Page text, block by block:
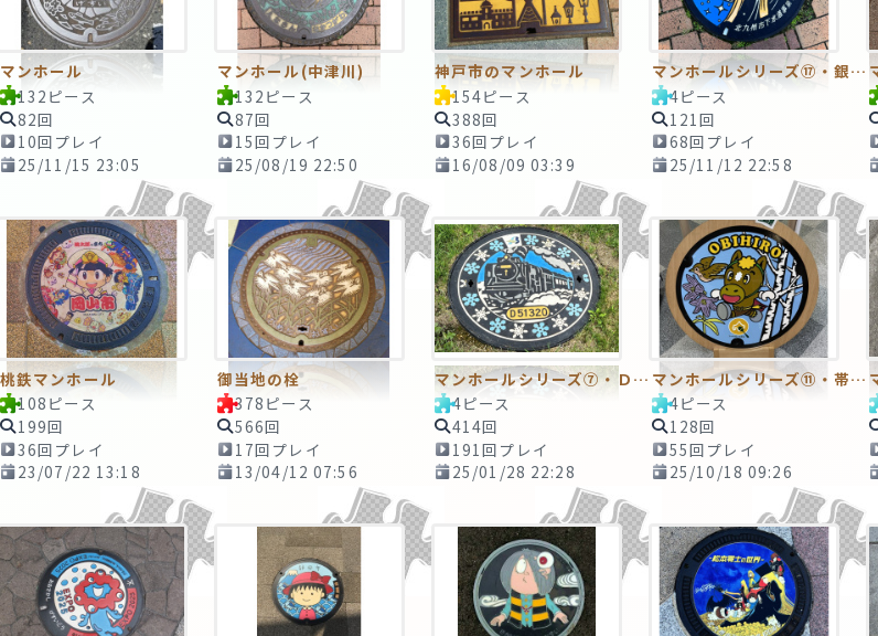
マンホール
132ピース
82回
10回プレイ
25/11/15 23:05
マンホール(中津川)
132ピース
87回
15回プレイ
25/08/19 22:50
神戸市のマンホール
154ピース
388回
36回プレイ
16/08/09 03:39
マンホールシリーズ⑰・銀河鉄道999メーテル
4ピース
121回
68回プレイ
25/11/12 22:58
桃鉄マンホール
108ピース
199回
36回プレイ
23/07/22 13:18
御当地の栓
378ピース
566回
17回プレイ
13/04/12 07:56
マンホールシリーズ⑦・Ｄ５１ 320マンホール
4ピース
414回
191回プレイ
25/01/28 22:28
マンホールシリーズ⑪・帯広 OBIHIRO マンホール
4ピース
128回
55回プレイ
25/10/18 09:26